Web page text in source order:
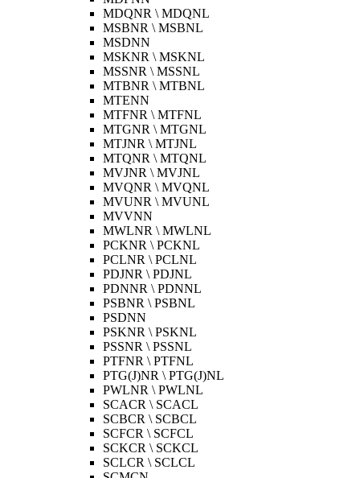
MDQNR \ MDQNL
MSBNR \ MSBNL
MSDNN
MSKNR \ MSKNL
MSSNR \ MSSNL
MTBNR \ MTBNL
MTENN
MTFNR \ MTFNL
MTGNR \ MTGNL
MTJNR \ MTJNL
MTQNR \ MTQNL
MVJNR \ MVJNL
MVQNR \ MVQNL
MVUNR \ MVUNL
MVVNN
MWLNR \ MWLNL
PCKNR \ PCKNL
PCLNR \ PCLNL
PDJNR \ PDJNL
PDNNR \ PDNNL
PSBNR \ PSBNL
PSDNN
PSKNR \ PSKNL
PSSNR \ PSSNL
PTFNR \ PTFNL
PTG(J)NR \ PTG(J)NL
PWLNR \ PWLNL
SCACR \ SCACL
SCBCR \ SCBCL
SCFCR \ SCFCL
SCKCR \ SCKCL
SCLCR \ SCLCL